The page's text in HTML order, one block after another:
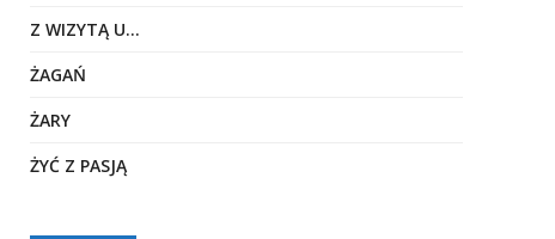
Z WIZYTĄ U…
ŻAGAŃ
ŻARY
ŻYĆ Z PASJĄ